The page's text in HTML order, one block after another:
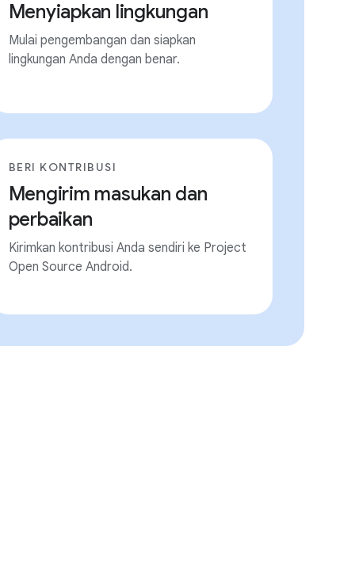
Menyiapkan lingkungan
Mulai pengembangan dan siapkan
lingkungan Anda dengan benar.
BERI KONTRIBUSI
Mengirim masukan dan
perbaikan
Kirimkan kontribusi Anda sendiri ke Project
Open Source Android.